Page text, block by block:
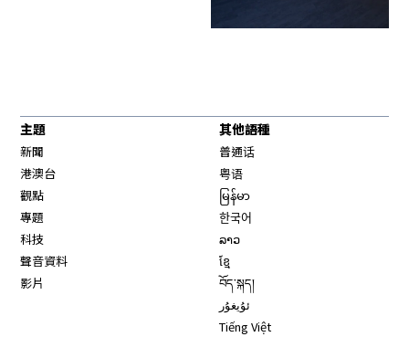
主題
新聞
港澳台
觀點
專題
科技
聲音資料
影片
其他語種
普通话
粤语
မြန်မာ
한국어
ລາວ
ខ្មែ
བོད་སྐད།
ئۇيغۇر
Tiếng Việt